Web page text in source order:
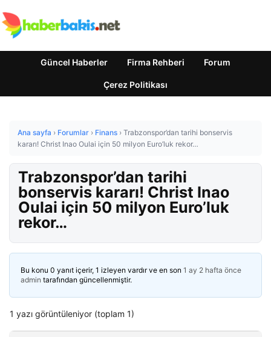
Güncel Haberler Firma Rehberi Forum
Çerez Politikası
Ana sayfa › Forumlar › Finans › Trabzonspor’dan tarihi bonservis
kararı! Christ Inao Oulai için 50 milyon Euro’luk rekor…
Trabzonspor’dan tarihi
bonservis kararı! Christ Inao
Oulai için 50 milyon Euro’luk
rekor…
Bu konu 0 yanıt içerir, 1 izleyen vardır ve en son 1 ay 2 hafta önce
admin tarafından güncellenmiştir.
1 yazı görüntüleniyor (toplam 1)